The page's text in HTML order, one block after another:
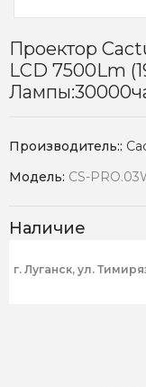
Проектор
LCD 7500Lm
Производитель::
Модель: CS-
Наличие
г. Луганск, ул.